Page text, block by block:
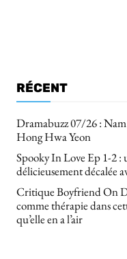
RÉCENT
Dramabuzz 07/26 :
Hong Hwa Yeon
Spooky In Love Ep 1-2 :
délicieusement décalée
Critique Boyfriend On
comme thérapie dans
qu’elle en a l’air